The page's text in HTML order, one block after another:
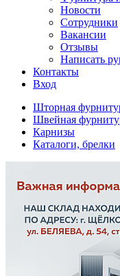
Новости
Сотрудники
Вакансии
Отзывы
Написать
Контакты
Вход
Шторная
Швейная
Карнизы
Каталоги, брелки